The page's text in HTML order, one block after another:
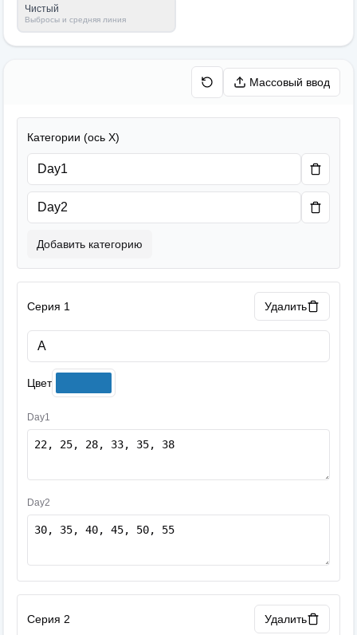
Чистый
Выбросы и средняя линия
Массовый ввод
Категории (ось X)
Добавить категорию
Серия 1 Удалить
Цвет
Day1
Day2
Серия 2 Удалить